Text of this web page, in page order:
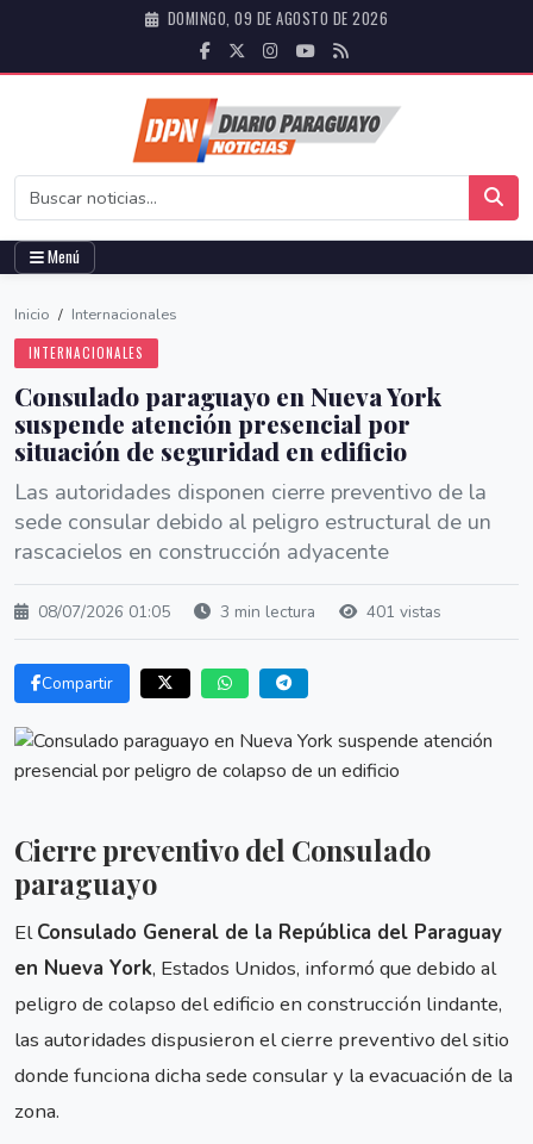
DOMINGO, 09 DE AGOSTO DE 2026
Menú
Inicio / Internacionales
INTERNACIONALES
Consulado paraguayo en Nueva York
suspende atención presencial por
situación de seguridad en edificio
Las autoridades disponen cierre preventivo de la
sede consular debido al peligro estructural de un
rascacielos en construcción adyacente
08/07/2026 01:05 3 min lectura 401 vistas
Compartir
Cierre preventivo del Consulado
paraguayo
ElConsulado General de la República del Paraguay
en Nueva York, Estados Unidos, informó que debido al
peligro de colapso del edificio en construcción lindante,
las autoridades dispusieron el cierre preventivo del sitio
donde funciona dicha sede consular y la evacuación de la
zona.